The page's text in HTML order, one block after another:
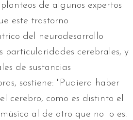
de algunos expertos
este trastorno
del neurodesarrollo
particularidades cerebrales, y
de sustancias
sostiene: "Pudiera haber
cerebro, como es distinto el
al de otro que no lo es.